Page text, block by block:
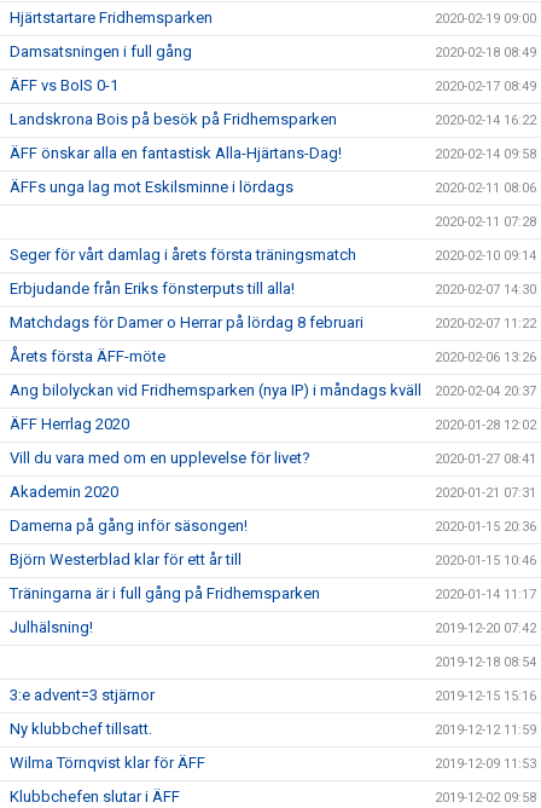
Hjärtstartare Fridhemsparken 2020-02-19 09:00
Damsatsningen i full gång 2020-02-18 08:49
ÄFF vs BoIS 0-1 2020-02-17 08:49
Landskrona Bois på besök på Fridhemsparken 2020-02-14 16:22
ÄFF önskar alla en fantastisk Alla-Hjärtans-Dag! 2020-02-14 09:58
ÄFFs unga lag mot Eskilsminne i lördags 2020-02-11 08:06
2020-02-11 07:28
Seger för vårt damlag i årets första träningsmatch 2020-02-10 09:14
Erbjudande från Eriks fönsterputs till alla! 2020-02-07 14:30
Matchdags för Damer o Herrar på lördag 8 februari 2020-02-07 11:22
Årets första ÄFF-möte 2020-02-06 13:26
Ang bilolyckan vid Fridhemsparken (nya IP) i måndags kväll 2020-02-04 20:37
ÄFF Herrlag 2020 2020-01-28 12:02
Vill du vara med om en upplevelse för livet? 2020-01-27 08:41
Akademin 2020 2020-01-21 07:31
Damerna på gång inför säsongen! 2020-01-15 20:36
Björn Westerblad klar för ett år till 2020-01-15 10:46
Träningarna är i full gång på Fridhemsparken 2020-01-14 11:17
Julhälsning! 2019-12-20 07:42
2019-12-18 08:54
3:e advent=3 stjärnor 2019-12-15 15:16
Ny klubbchef tillsatt. 2019-12-12 11:59
Wilma Törnqvist klar för ÄFF 2019-12-09 11:53
Klubbchefen slutar i ÄFF 2019-12-02 09:58